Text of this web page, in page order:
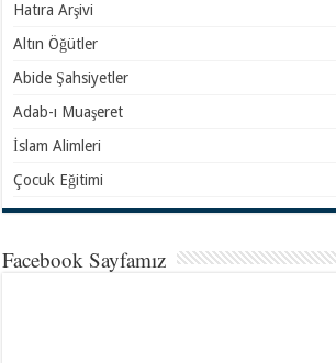
Hatıra Arşivi
Altın Öğütler
Abide Şahsiyetler
Adab-ı Muaşeret
İslam Alimleri
Çocuk Eğitimi
Facebook Sayfamız